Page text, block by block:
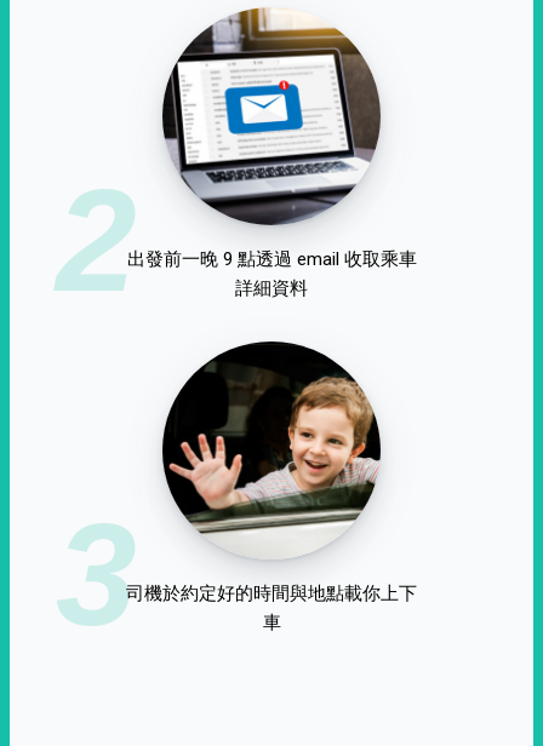
2出發前一晚 9 點透過 email 收取乘車
詳細資料
3司機於約定好的時間與地點載你上下
車